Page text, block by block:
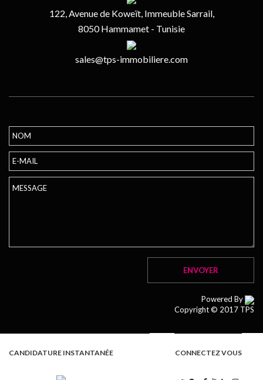
122, Avenue de Koweït, Immeuble Sarrail,
8050 Hammamet - Tunisie
sales@tps-immobiliere.com
Powered By
Copyright © 2017 TPS
CANDIDATURE INSTANTANÉE CONNECTEZ VOUS